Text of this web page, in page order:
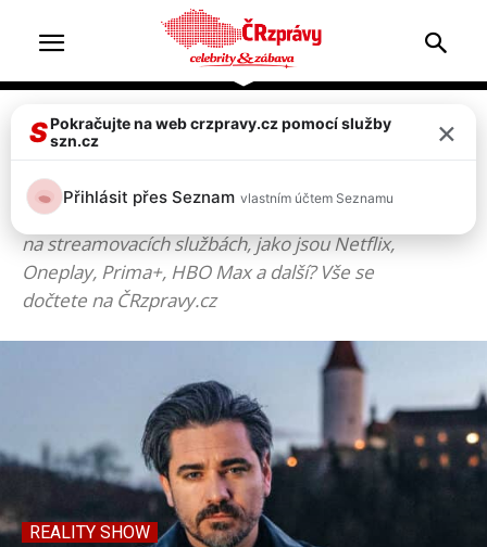
Hlavní strána Televize & zábava
Co je nového v televizi, kinech, divadlech nebo
na streamovacích službách, jako jsou Netflix,
Oneplay, Prima+, HBO Max a další? Vše se
dočtete na ČRzpravy.cz
REALITY SHOW
SPokračujte na web crzpravy.cz pomocí služby
szn.cz
×
Přihlásit přes Seznam vlastním účtem Seznamu